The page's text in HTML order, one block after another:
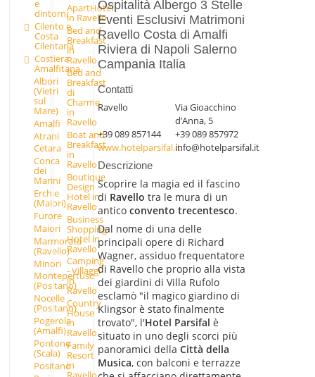
e
dintorni
Cilento e
Costa
Cilentana
Costiera
Amalfitana
Albori
(Vietri
sul
Mare)
Amalfi
Atrani
Cetara
Conca
dei
Marini
Erchie
(Maiori)
Furore
Maiori
Marmorata
(Ravello)
Minori
Montepertuso
(Positano)
Nocelle
(Positano)
Pogerola
(Amalfi)
Pontone
(Scala)
Positano
ApartHotel
in Ravello
Bed and
Breakfast
in
Ravello
Bed and
Breakfast
di
Charme
in
Ravello
Boat and
Breakfast
in
Ravello
Boutique
Design
Hotel in
Ravello
Business
Shopping
Hotel in
Ravello
Camping
- Villaggi
in
Ravello
Country
House
in
Ravello
Family
Resort
in
Ospitalità Albergo 3 Stelle
Eventi Esclusivi Matrimoni
Ravello Costa di Amalfi
Riviera di Napoli Salerno
Campania Italia
Contatti
Ravello
Via Gioacchino
d’Anna, 5
+39 089 857144
+39 089 857972
www.hotelparsifal.itinfo@hotelparsifal.it
Descrizione
Scoprire la magia ed il fascino
di Ravello tra le mura di un
antico convento trecentesco.
Dal nome di una delle
principali opere di Richard
Wagner, assiduo frequentatore
di Ravello che proprio alla vista
dei giardini di Villa Rufolo
esclamò "il magico giardino di
Klingsor è stato finalmente
trovato", l'Hotel Parsifal è
situato in uno degli scorci più
panoramici della Città della
Musica, con balconi e terrazze